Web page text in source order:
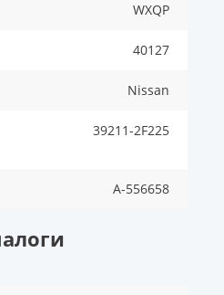
WXQP
40127
Nissan
39211-2F225
A-556658